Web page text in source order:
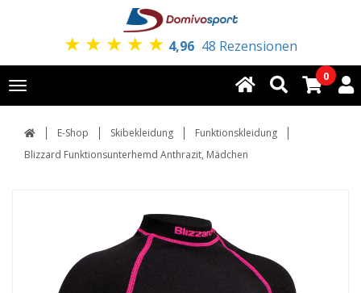
★ ★ ★ ★ ★ 4,96 48 Rezensionen
Toggle
navigation
0
E-Shop Skibekleidung
Funktionskleidung
Blizzard Funktionsunterhemd Anthrazit, Mädchen